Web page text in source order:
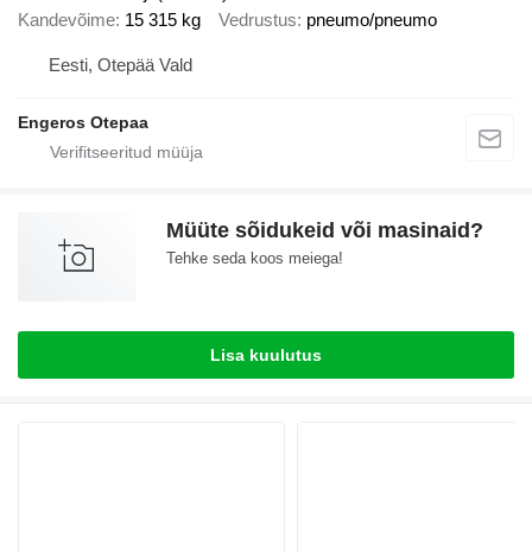
Kandevõime 15 315 kg Vedrustus pneumo/pneumo
Eesti, Otepää Vald
Engeros Otepaa
Müüte sõidukeid või masinaid?
Tehke seda koos meiega!
Lisa kuulutus